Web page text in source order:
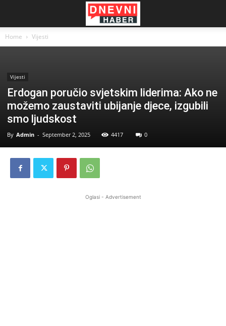
Home Vijesti
Vijesti
Erdogan poručio svjetskim liderima: Ako ne
možemo zaustaviti ubijanje djece, izgubili
smo ljudskost
By Admin - September 2, 2025 4417 0
Oglasi - Advertisement